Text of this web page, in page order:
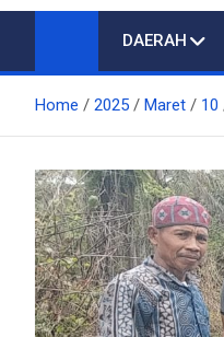
DAERAH
Home 2025 Maret 10